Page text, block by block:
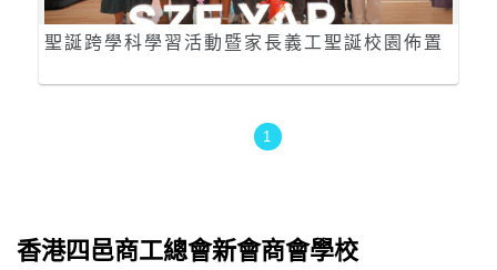
聖誕跨學科學習活動暨家長義工聖誕校園佈置
1
香港四邑商工總會新會商會學校